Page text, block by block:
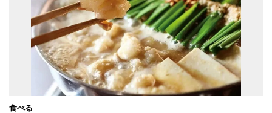
食べる